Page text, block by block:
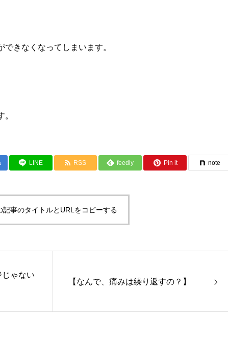
きなくなってしまいます。
LINE RSS feedly Pin it note
記事のタイトルとURLをコピーする
じゃない
【なんで、痛みは繰り返すの？】